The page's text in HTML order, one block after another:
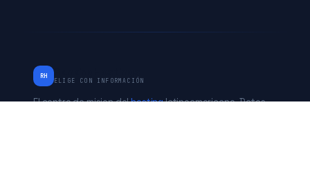
RH
ELIGE CON INFORMACIÓN
El centro de mision delhostinglatinoamericano. Datos